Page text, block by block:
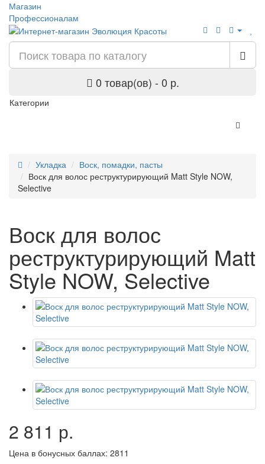
Магазин
Профессионалам
0 товар(ов) - 0 р.
Категории
Укладка
Воск, помадки, пасты
Воск для волос реструктурирующий Matt Style NOW,
Selective
Воск для волос
реструктурирующий Matt
Style NOW, Selective
2 811 р.
Цена в бонусных баллах: 2811